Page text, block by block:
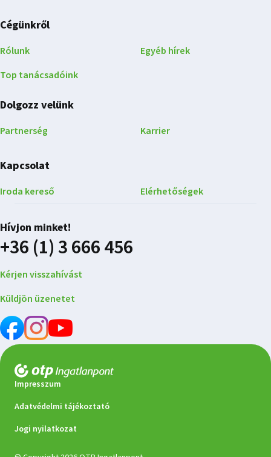
Cégünkről
Rólunk
Top tanácsadóink
Egyéb hírek
Dolgozz velünk
Partnerség Karrier
Kapcsolat
Iroda kereső Elérhetőségek
Hívjon minket!
+36 (1) 3 666 456
Kérjen visszahívást
Küldjön üzenetet
Impresszum
Adatvédelmi tájékoztató
Jogi nyilatkozat